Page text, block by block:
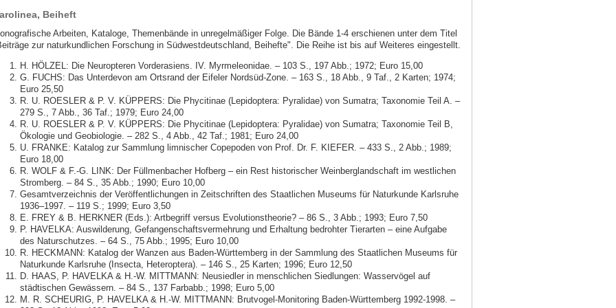
Beiheft
Arbeiten, Kataloge, Themenbände in unregelmäßiger Folge. Die Bände 1-4 erschienen unter dem Titel
zur naturkundlichen Forschung in Südwestdeutschland, Beihefte". Die Reihe ist bis auf Weiteres eingestellt.
H. HÖLZEL: Die Neuropteren Vorderasiens. IV. Myrmeleonidae. – 103 S., 197 Abb.; 1972; Euro 15,00
G. FUCHS: Das Unterdevon am Ortsrand der Eifeler Nordsüd-Zone. – 163 S., 18 Abb., 9 Taf., 2 Karten; 1974;
Euro 25,50
R. U. ROESLER & P. V. KÜPPERS: Die Phycitinae (Lepidoptera: Pyralidae) von Sumatra; Taxonomie Teil A. –
279 S., 7 Abb., 36 Taf.; 1979; Euro 24,00
R. U. ROESLER & P. V. KÜPPERS: Die Phycitinae (Lepidoptera: Pyralidae) von Sumatra; Taxonomie Teil B,
Ökologie und Geobiologie. – 282 S., 4 Abb., 42 Taf.; 1981; Euro 24,00
U. FRANKE: Katalog zur Sammlung limnischer Copepoden von Prof. Dr. F. KIEFER. – 433 S., 2 Abb.; 1989;
Euro 18,00
R. WOLF & F.-G. LINK: Der Füllmenbacher Hofberg – ein Rest historischer Weinberglandschaft im westlichen
Stromberg. – 84 S., 35 Abb.; 1990; Euro 10,00
Gesamtverzeichnis der Veröffentlichungen in Zeitschriften des Staatlichen Museums für Naturkunde Karlsruhe
1936–1997. – 119 S.; 1999; Euro 3,50
E. FREY & B. HERKNER (Eds.): Artbegriff versus Evolutionstheorie? – 86 S., 3 Abb.; 1993; Euro 7,50
P. HAVELKA: Auswilderung, Gefangenschaftsvermehrung und Erhaltung bedrohter Tierarten – eine Aufgabe
des Naturschutzes. – 64 S., 75 Abb.; 1995; Euro 10,00
R. HECKMANN: Katalog der Wanzen aus Baden-Württemberg in der Sammlung des Staatlichen Museums für
Naturkunde Karlsruhe (Insecta, Heteroptera). – 146 S., 25 Karten; 1996; Euro 12,50
D. HAAS, P. HAVELKA & H.-W. MITTMANN: Neusiedler in menschlichen Siedlungen: Wasservögel auf
städtischen Gewässern. – 84 S., 137 Farbabb.; 1998; Euro 5,00
M. R. SCHEURIG, P. HAVELKA & H.-W. MITTMANN: Brutvogel-Monitoring Baden-Württemberg 1992-1998. –